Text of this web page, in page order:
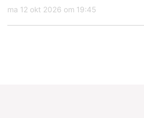
ma 12 okt 2026 om 19:45